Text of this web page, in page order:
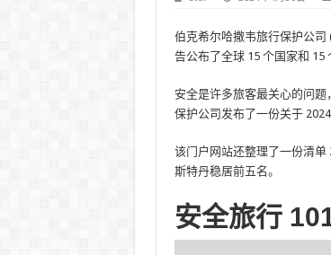
伯克希尔哈撒韦旅行保护公司
告公布了全球 15 个国家和 15
安全是许多旅客最关心的问
保护公司发布了一份关于
该门户网站还整理了一份清单
斯特丹稳居前五名。
安全旅行